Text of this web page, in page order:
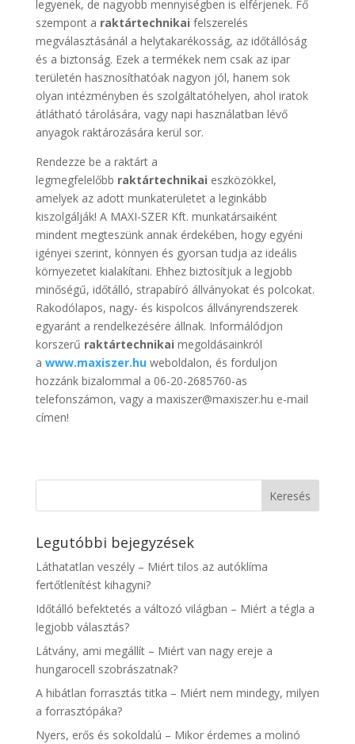
legyenek, de nagyobb mennyiségben is elférjenek. Fő
szempont a raktártechnikai felszerelés
megválasztásánál a helytakarékosság, az időtállóság
és a biztonság. Ezek a termékek nem csak az ipar
területén hasznosíthatóak nagyon jól, hanem sok
olyan intézményben és szolgáltatóhelyen, ahol iratok
átlátható tárolására, vagy napi használatban lévő
anyagok raktározására kerül sor.
Rendezze be a raktárt a
legmegfelelőbb raktártechnikai eszközökkel,
amelyek az adott munkaterületet a leginkább
kiszolgálják! A MAXI-SZER Kft. munkatársaiként
mindent megteszünk annak érdekében, hogy egyéni
igényei szerint, könnyen és gyorsan tudja az ideális
környezetet kialakítani. Ehhez biztosítjuk a legjobb
minőségű, időtálló, strapabíró állványokat és polcokat.
Rakodólapos, nagy- és kispolcos állványrendszerek
egyaránt a rendelkezésére állnak. Informálódjon
korszerű raktártechnikai megoldásainkról
a www.maxiszer.huweboldalon, és forduljon
hozzánk bizalommal a 06-20-2685760-as
telefonszámon, vagy a maxiszer@maxiszer.hu e-mail
címen!
Legutóbbi bejegyzések
Láthatatlan veszély – Miért tilos az autóklíma
fertőtlenítést kihagyni?
Időtálló befektetés a változó világban – Miért a tégla a
legjobb választás?
Látvány, ami megállít – Miért van nagy ereje a
hungarocell szobrászatnak?
A hibátlan forrasztás titka – Miért nem mindegy, milyen
a forrasztópáka?
Nyers, erős és sokoldalú – Mikor érdemes a molinó